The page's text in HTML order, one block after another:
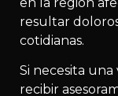
resultar
cotidianas.
Si necesita
recibir